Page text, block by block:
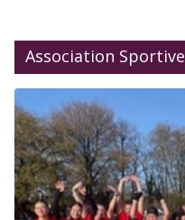
Association Sportive